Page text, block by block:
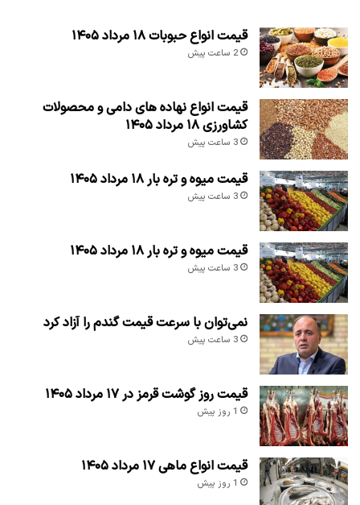
قیمت انواع حبوبات ۱۸ مرداد ۱۴۰۵
2 ساعت پیش
قیمت انواع نهاده های دامی و محصولات
کشاورزی ۱۸ مرداد ۱۴۰۵
3 ساعت پیش
قیمت میوه و تره بار ۱۸ مرداد ۱۴۰۵
3 ساعت پیش
قیمت میوه و تره بار ۱۸ مرداد ۱۴۰۵
3 ساعت پیش
نمی‌توان با سرعت قیمت گندم را آزاد کرد
3 ساعت پیش
قیمت روز گوشت قرمز در ۱۷ مرداد ۱۴۰۵
1 روز پیش
قیمت انواع ماهی ۱۷ مرداد ۱۴۰۵
1 روز پیش